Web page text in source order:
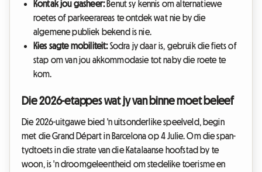
Kontak jou gasheer:Benut sy kennis om alternatiewe
roetes of parkeerareas te ontdek wat nie by die
algemene publiek bekend is nie.
Kies sagte mobiliteit:Sodra jy daar is, gebruik die fiets of
stap om van jou akkommodasie tot naby die roete te
kom.
Die 2026-etappes wat jy van binne moet beleef
Die 2026-uitgawe bied 'n uitsonderlike speelveld, begin
met die Grand Départ in Barcelona op 4 Julie. Om die span-
tydtoets in die strate van die Katalaanse hoofstad by te
woon, is 'n droomgeleentheid om stedelike toerisme en